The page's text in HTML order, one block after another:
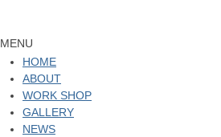
MENU
HOME
ABOUT
WORK SHOP
GALLERY
NEWS